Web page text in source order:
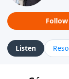
Follow
Listen